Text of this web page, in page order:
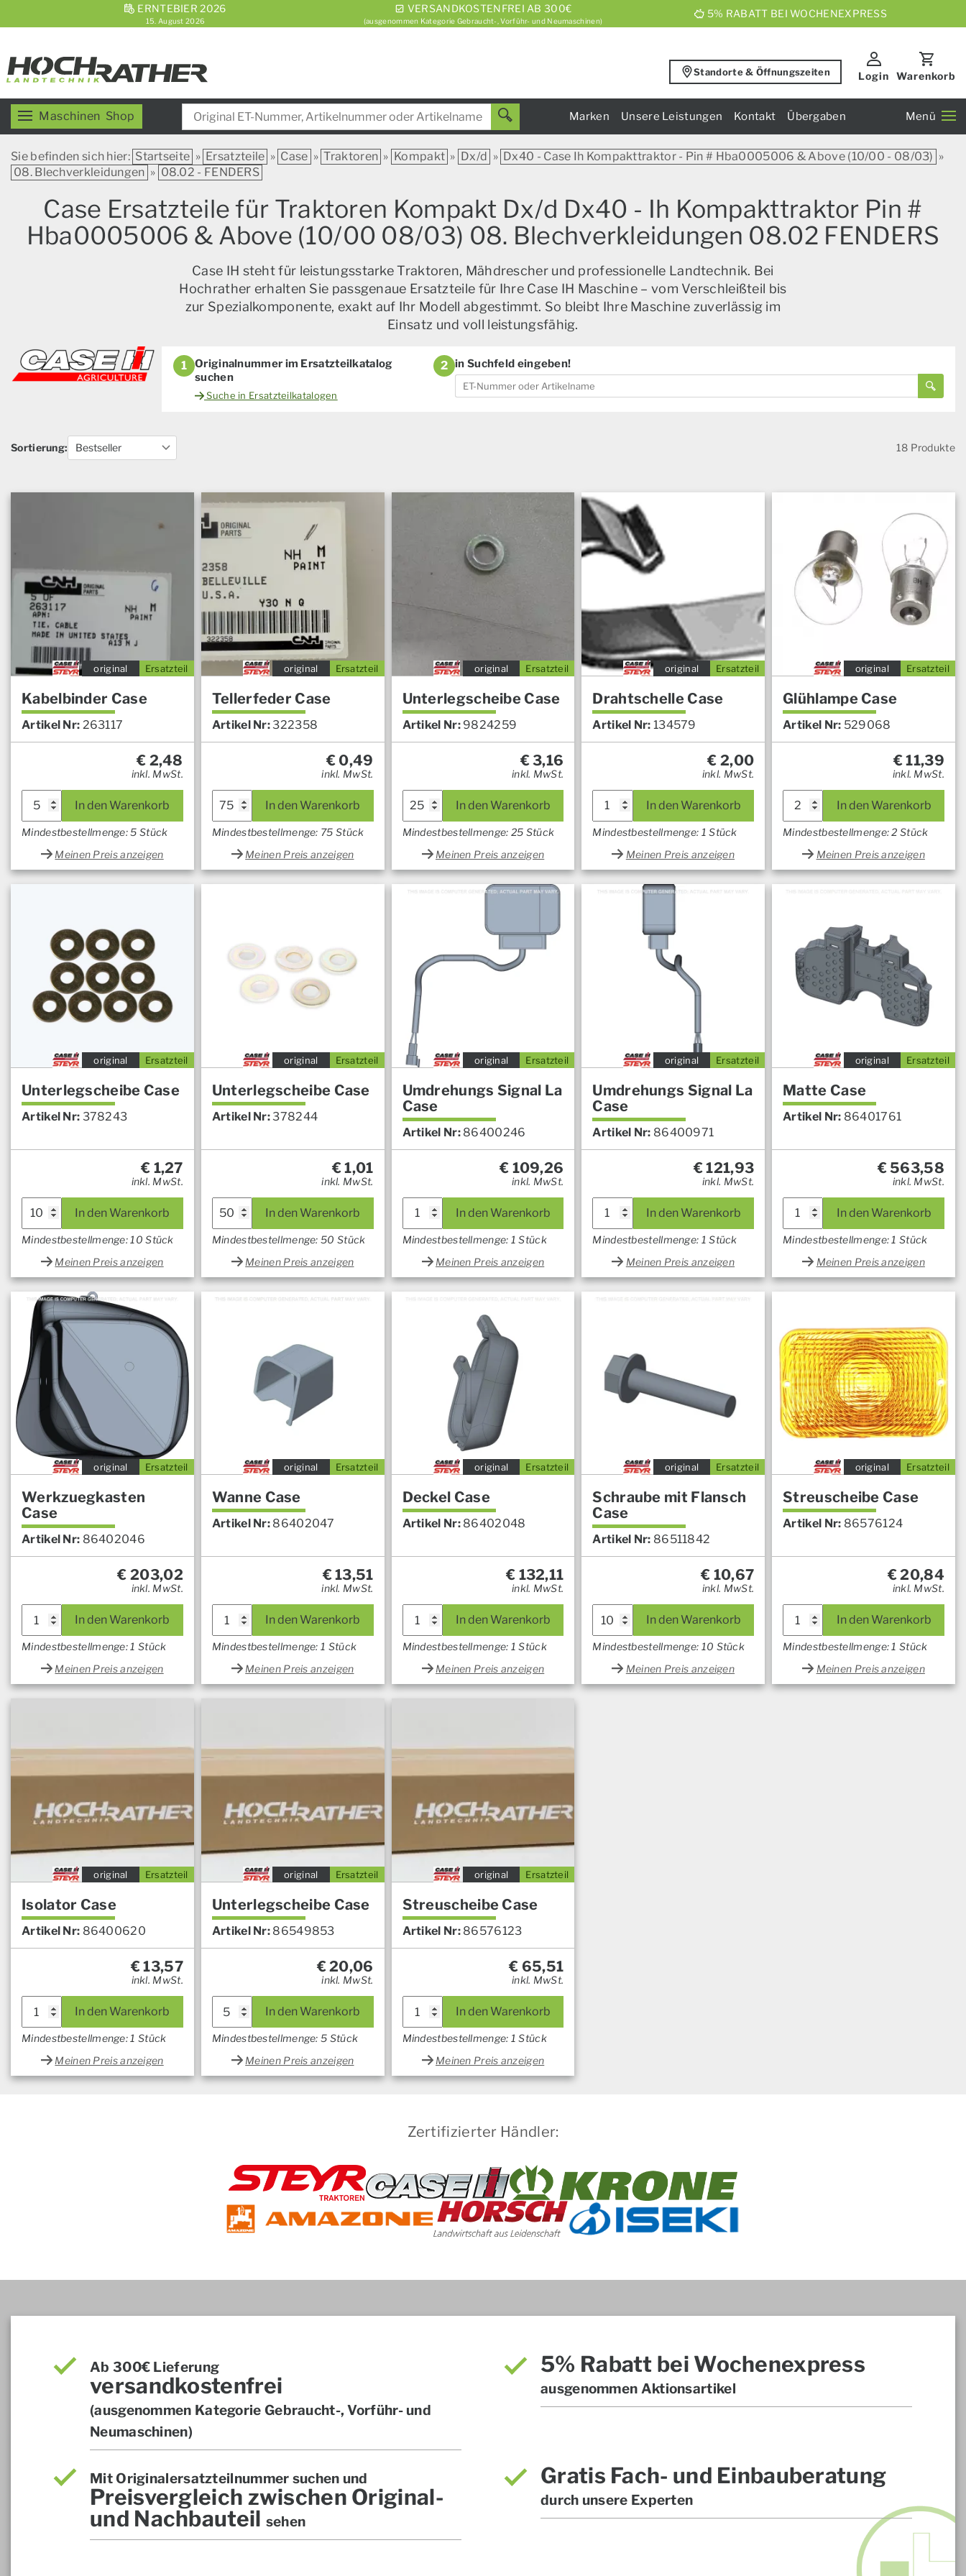
ERNTEBIER 2026
15. August 2026
VERSANDKOSTENFREI AB 300€
(ausgenommen Kategorie Gebraucht-, Vorführ- und Neumaschinen)
5% RABATT BEI WOCHENEXPRESS
Standorte & Öffnungszeiten Login Warenkorb
Maschinen Shop Marken Unsere Leistungen Kontakt Übergaben Menü
Sie befinden sich hier: Startseite » Ersatzteile » Case » Traktoren » Kompakt » Dx/d » Dx40 - Case Ih Kompakttraktor - Pin # Hba0005006 & Above (10/00 - 08/03) »
08. Blechverkleidungen » 08.02 - FENDERS
Case Ersatzteile für Traktoren Kompakt Dx/d Dx40 - Ih Kompakttraktor Pin #
Hba0005006 & Above (10/00 08/03) 08. Blechverkleidungen 08.02 FENDERS
Case IH steht für leistungsstarke Traktoren, Mähdrescher und professionelle Landtechnik. Bei
Hochrather erhalten Sie passgenaue Ersatzteile für Ihre Case IH Maschine – vom Verschleißteil bis
zur Spezialkomponente, exakt auf Ihr Modell abgestimmt. So bleibt Ihre Maschine zuverlässig im
Einsatz und voll leistungsfähig.
1
Originalnummer im Ersatzteilkatalog
suchen
Suche in Ersatzteilkatalogen
2 in Suchfeld eingeben!
Sortierung: 18 Produkte
Ersatzteil
original
Kabelbinder Case
Artikel Nr: 263117
€ 2,48
inkl. MwSt.
In den Warenkorb
Mindestbestellmenge: 5 Stück
Meinen Preis anzeigen
Ersatzteil
original
Tellerfeder Case
Artikel Nr:322358
€ 0,49
inkl. MwSt.
In den Warenkorb
Mindestbestellmenge: 75 Stück
Meinen Preis anzeigen
Ersatzteil
original
Unterlegscheibe Case
Artikel Nr: 9824259
€3,16
inkl. MwSt.
In den Warenkorb
Mindestbestellmenge: 25 Stück
Meinen Preis anzeigen
Ersatzteil
original
Drahtschelle Case
Artikel Nr: 134579
€ 2,00
inkl. MwSt.
In den Warenkorb
Mindestbestellmenge: 1 Stück
Meinen Preis anzeigen
Ersatzteil
original
Glühlampe Case
Artikel Nr: 529068
€11,39
inkl. MwSt.
In den Warenkorb
Mindestbestellmenge: 2 Stück
Meinen Preis anzeigen
Ersatzteil
original
Unterlegscheibe Case
Artikel Nr: 378243
€ 1,27
inkl. MwSt.
In den Warenkorb
Mindestbestellmenge: 10 Stück
Meinen Preis anzeigen
Ersatzteil
original
Unterlegscheibe Case
Artikel Nr:378244
€1,01
inkl. MwSt.
In den Warenkorb
Mindestbestellmenge: 50 Stück
Meinen Preis anzeigen
Ersatzteil
original
Umdrehungs Signal La
Case
Artikel Nr: 86400246
€ 109,26
inkl. MwSt.
In den Warenkorb
Mindestbestellmenge: 1 Stück
Meinen Preis anzeigen
Ersatzteil
original
Umdrehungs Signal La
Case
Artikel Nr: 86400971
€121,93
inkl. MwSt.
In den Warenkorb
Mindestbestellmenge: 1 Stück
Meinen Preis anzeigen
Ersatzteil
original
Matte Case
Artikel Nr: 86401761
€563,58
inkl. MwSt.
In den Warenkorb
Mindestbestellmenge: 1 Stück
Meinen Preis anzeigen
Ersatzteil
original
Werkzuegkasten
Case
Artikel Nr: 86402046
€ 203,02
inkl. MwSt.
In den Warenkorb
Mindestbestellmenge: 1 Stück
Meinen Preis anzeigen
Ersatzteil
original
Wanne Case
Artikel Nr: 86402047
€13,51
inkl. MwSt.
In den Warenkorb
Mindestbestellmenge: 1 Stück
Meinen Preis anzeigen
Ersatzteil
original
Deckel Case
Artikel Nr: 86402048
€ 132,11
inkl. MwSt.
In den Warenkorb
Mindestbestellmenge: 1 Stück
Meinen Preis anzeigen
Ersatzteil
original
Schraube mit Flansch
Case
Artikel Nr: 86511842
€ 10,67
inkl. MwSt.
In den Warenkorb
Mindestbestellmenge: 10 Stück
Meinen Preis anzeigen
Ersatzteil
original
Streuscheibe Case
Artikel Nr: 86576124
€20,84
inkl. MwSt.
In den Warenkorb
Mindestbestellmenge: 1 Stück
Meinen Preis anzeigen
Ersatzteil
original
Isolator Case
Artikel Nr: 86400620
€13,57
inkl. MwSt.
In den Warenkorb
Mindestbestellmenge: 1 Stück
Meinen Preis anzeigen
Ersatzteil
original
Unterlegscheibe Case
Artikel Nr: 86549853
€20,06
inkl. MwSt.
In den Warenkorb
Mindestbestellmenge: 5 Stück
Meinen Preis anzeigen
Ersatzteil
original
Streuscheibe Case
Artikel Nr: 86576123
€ 65,51
inkl. MwSt.
In den Warenkorb
Mindestbestellmenge: 1 Stück
Meinen Preis anzeigen
Zertifizierter Händler:
Ab 300€ Lieferung
versandkostenfrei
(ausgenommen Kategorie Gebraucht-, Vorführ- und
Neumaschinen)
5% Rabatt bei Wochenexpress
ausgenommen Aktionsartikel
Mit Originalersatzteilnummer suchen und
Preisvergleich zwischen Original-
und Nachbauteil sehen
Gratis Fach- und Einbauberatung
durch unsere Experten